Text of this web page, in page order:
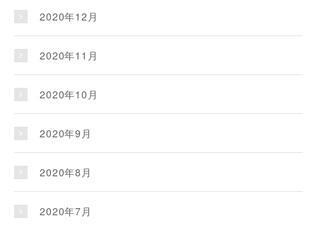
2020年12月
2020年11月
2020年10月
2020年9月
2020年8月
2020年7月